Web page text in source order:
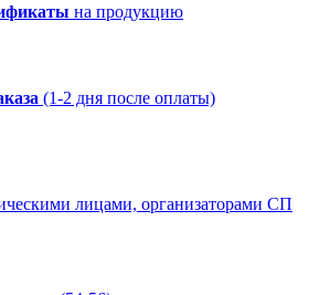
на продукцию
(1-2 дня после оплаты)
лицами, организаторами СП